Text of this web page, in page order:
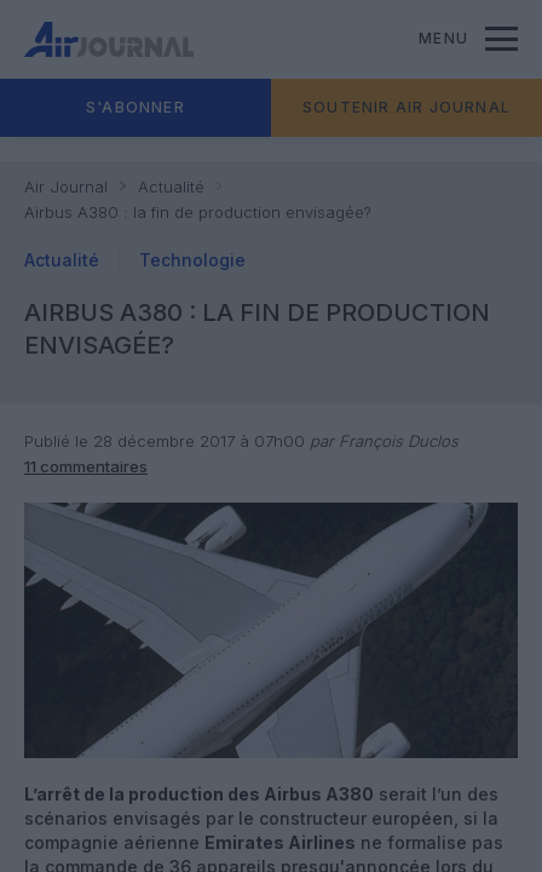
MENU
S'ABONNER SOUTENIR AIR JOURNAL
Air Journal
Actualité
Airbus A380 : la fin de production envisagée?
Actualité Technologie
AIRBUS A380 : LA FIN DE PRODUCTION
ENVISAGÉE?
Publié le 28 décembre 2017 à 07h00 par François Duclos
11 commentaires
L’arrêt de la production des Airbus A380 serait l’un des
scénarios envisagés par le constructeur européen, si la
compagnie aérienne Emirates Airlines ne formalise pas
la commande de 36 appareils presqu'annoncée lors du